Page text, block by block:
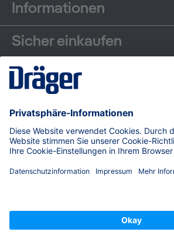
Informationen
Sicher einkaufen
Communities
Zahlungsarten
Versand
© Dräger Safety AG & Co. KGaA, 2026